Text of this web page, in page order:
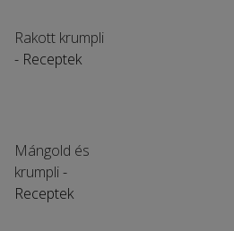
Rakott krumpli
- Receptek
Mángold és
krumpli-
Receptek